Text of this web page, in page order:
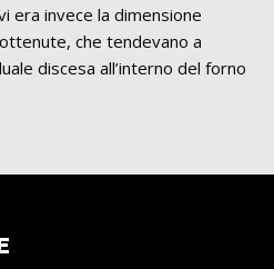
era invece la dimensione
che tendevano a
discesa all’interno del forno